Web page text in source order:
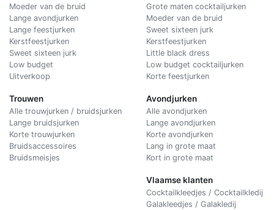
Moeder van de bruid
Lange avondjurken
Lange feestjurken
Kerstfeestjurken
Sweet sixteen jurk
Low budget
Uitverkoop
Trouwen
Alle trouwjurken / bruidsjurken
Lange bruidsjurken
Korte trouwjurken
Bruidsaccessoires
Bruidsmeisjes
Grote maten cocktailjurken
Moeder van de bruid
Sweet sixteen jurk
Kerstfeestjurken
Little black dress
Low budget cocktailjurken
Korte feestjurken
Avondjurken
Alle avondjurken
Lange avondjurken
Korte avondjurken
Lang in grote maat
Kort in grote maat
Vlaamse klanten
Cocktailkleedjes / Cocktailkledij
Galakleedjes / Galakledij